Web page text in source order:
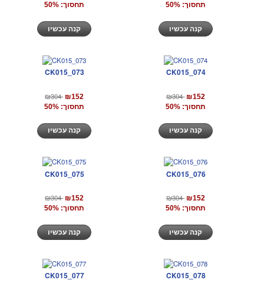
תחסוך: 50%
תחסוך: 50%
CK015_073
₪304 ₪152
תחסוך: 50%
CK015_074
₪304 ₪152
תחסוך: 50%
CK015_075
₪304 ₪152
תחסוך: 50%
CK015_076
₪304 ₪152
תחסוך: 50%
CK015_077 CK015_078